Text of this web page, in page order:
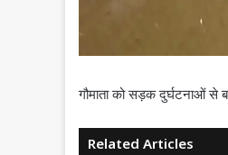
गौमाता को सड़क दुर्घटनाओं से
Related Articles